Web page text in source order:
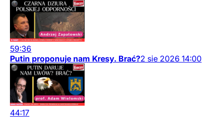
59:36
Putin proponuje nam Kresy. Brać?2 sie 2026 14:00
44:17